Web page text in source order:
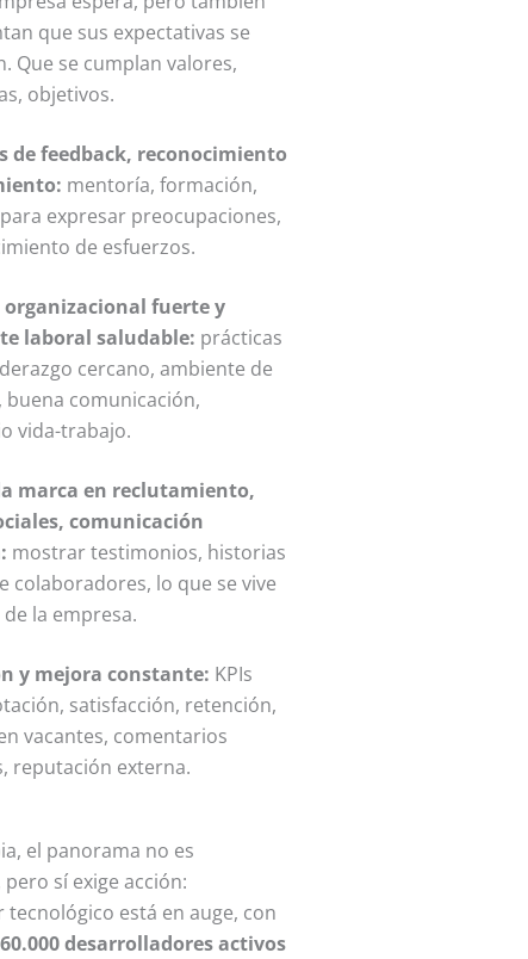
que sus expectativas se
Que se cumplan valores,
objetivos.
de feedback, reconocimiento
mentoría, formación,
expresar preocupaciones,
de esfuerzos.
fuerte y
laboral saludable: prácticas
cercano, ambiente de
buena comunicación,
vida-trabajo.
marca en reclutamiento,
comunicación
mostrar testimonios, historias
colaboradores, lo que se vive
la empresa.
y mejora constante: KPIs
satisfacción, retención,
vacantes, comentarios
reputación externa.
el panorama no es
sí exige acción:
tecnológico está en auge, con
desarrolladores activos